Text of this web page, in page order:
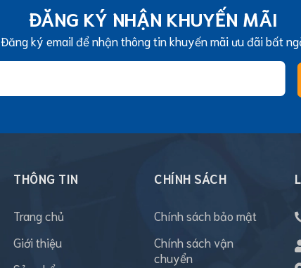
ĐĂNG KÝ NHẬN KHUYẾN MÃI
Đăng ký email để nhận thông tin khuyến mãi ưu đãi bất
THÔNG TIN
Trang chủ
Giới thiệu
CHÍNH SÁCH
Chính sách bảo mật
Chính sách vận
chuyển